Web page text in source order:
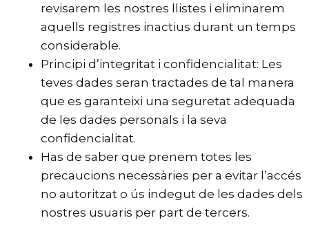
revisarem les nostres llistes i eliminarem
aquells registres inactius durant un temps
considerable.
Principi d’integritat i confidencialitat: Les
teves dades seran tractades de tal manera
que es garanteixi una seguretat adequada
de les dades personals i la seva
confidencialitat.
Has de saber que prenem totes les
precaucions necessàries per a evitar l’accés
no autoritzat o ús indegut de les dades dels
nostres usuaris per part de tercers.